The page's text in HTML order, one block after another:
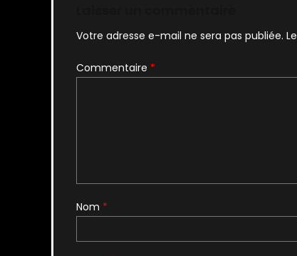
Votre adresse e-mail ne sera pas publiée.
Commentaire *
Nom *